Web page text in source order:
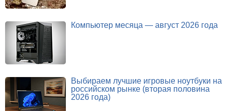
Компьютер месяца — август 2026 года
Выбираем лучшие игровые ноутбуки на
российском рынке (вторая половина
2026 года)